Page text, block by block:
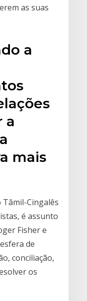
as suas
a
a
mais
Cingalês
é assunto
Fisher e
de
conciliação,
os